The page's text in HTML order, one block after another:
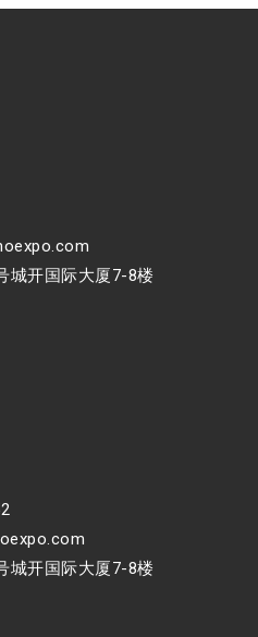
城开国际大厦7-8楼
城开国际大厦7-8楼